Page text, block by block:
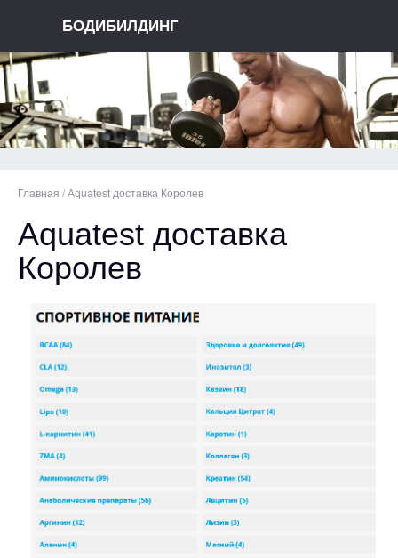
БОДИБИЛДИНГ
Главная / Aquatest доставка Королев
Aquatest доставка
Королев